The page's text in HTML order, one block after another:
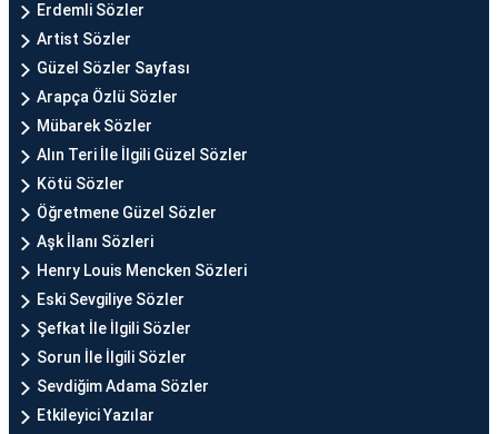
Erdemli Sözler
Artist Sözler
Güzel Sözler Sayfası
Arapça Özlü Sözler
Mübarek Sözler
Alın Teri İle İlgili Güzel Sözler
Kötü Sözler
Öğretmene Güzel Sözler
Aşk İlanı Sözleri
Henry Louis Mencken Sözleri
Eski Sevgiliye Sözler
Şefkat İle İlgili Sözler
Sorun İle İlgili Sözler
Sevdiğim Adama Sözler
Etkileyici Yazılar